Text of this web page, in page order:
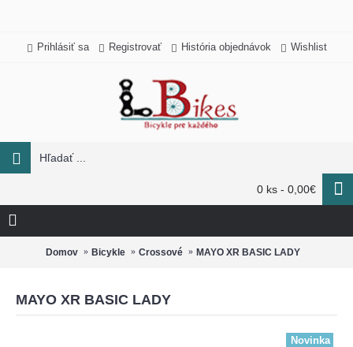
Prihlásiť sa Registrovať História objednávok Wishlist
0 ks - 0,00€
Domov Bicykle Crossové MAYO XR BASIC LADY
MAYO XR BASIC LADY
Novinka